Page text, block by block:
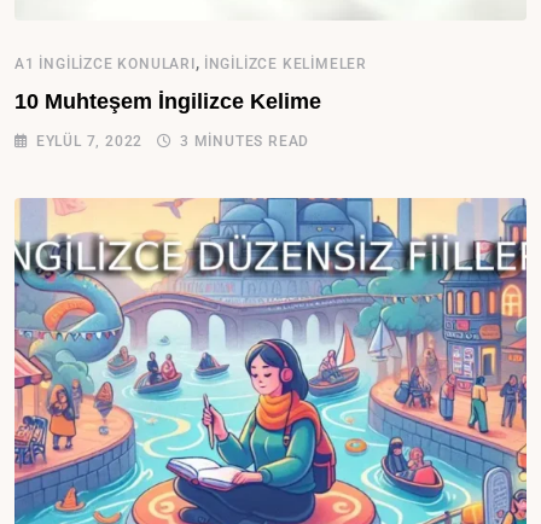
A1 İNGILIZCE KONULARI, İNGILIZCE KELIMELER
10 Muhteşem İngilizce Kelime
EYLÜL 7, 2022 3 MINUTES READ